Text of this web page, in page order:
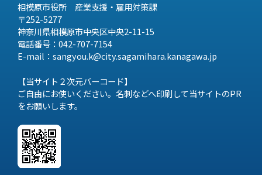
相模原市役所 産業支援・雇用対策課
〒252-5277
神奈川県相模原市中央区中央2-11-15
電話番号：042-707-7154
E-mail：sangyou.k@city.sagamihara.kanagawa.jp
【当サイト２次元バーコード】
ご自由にお使いください。名刺などへ印刷して当サイトのPR
をお願いします。